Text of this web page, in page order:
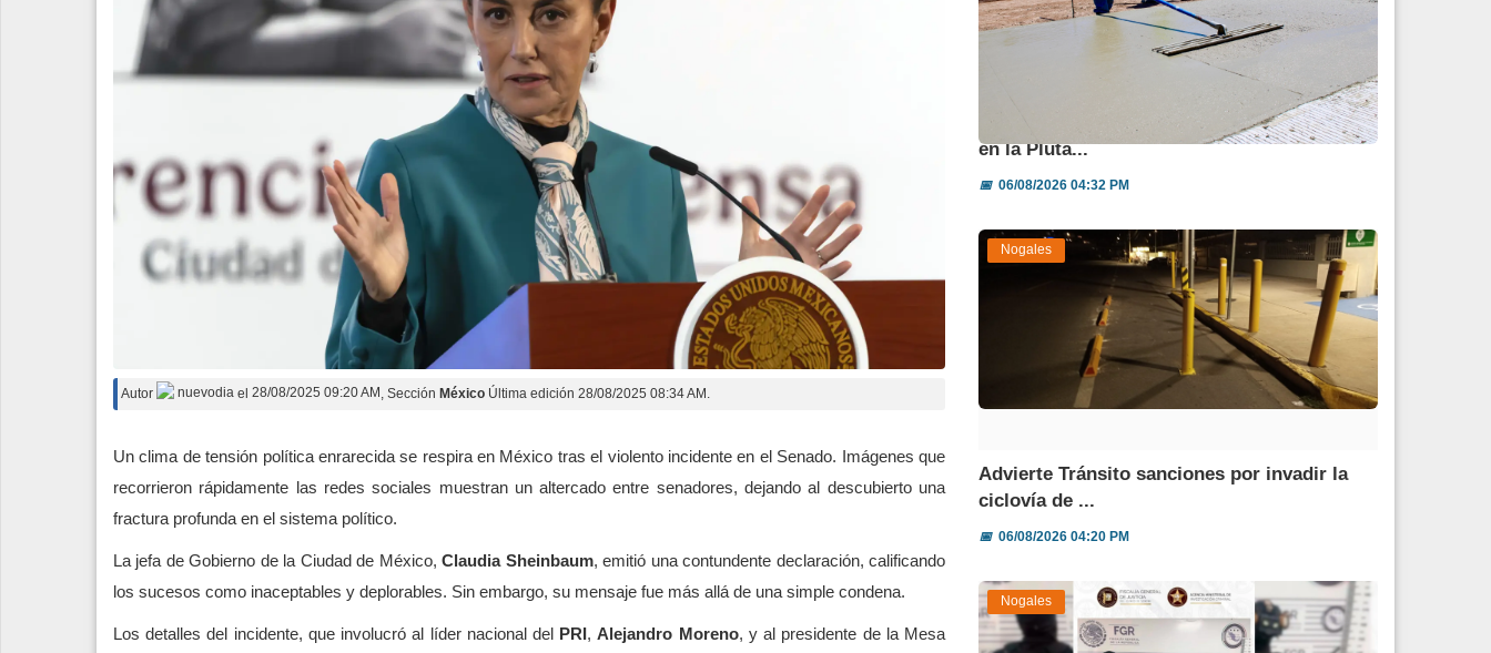
Autor nuevodia el 28/08/2025 09:20 AM , Sección México Última edición 28/08/2025 08:34 AM.
Un clima de tensión política enrarecida se respira en México tras el violento incidente en el Senado. Imágenes que
recorrieron rápidamente las redes sociales muestran un altercado entre senadores, dejando al descubierto una
fractura profunda en el sistema político.
La jefa de Gobierno de la Ciudad de México,Claudia Sheinbaum, emitió una contundente declaración, calificando
los sucesos como inaceptables y deplorables. Sin embargo, su mensaje fue más allá de una simple condena.
Los detalles del incidente, que involucró al líder nacional del PRI,Alejandro Moreno, y al presidente de la Mesa
Avanza 45 % obra de reparación del socavón
en la Pluta...
📅06/08/2026 04:32 PM
Nogales
Advierte Tránsito sanciones por invadir la
ciclovía de ...
📅06/08/2026 04:20 PM
Nogales